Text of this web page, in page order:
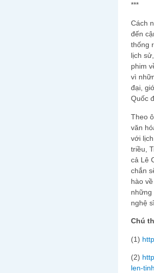
***
Cách
đến
thống
lịch
phim
vì
đại,
Quốc
Theo
văn
với
triều,
cả Lê
chắn
hào
những
nghệ
Chú
(1)
(2)
len-